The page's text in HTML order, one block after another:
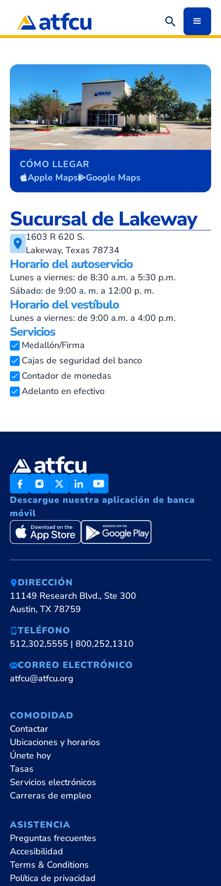
Sucursal de Lakeway
1603 R 620 S.
Lakeway, Texas 78734
Horario del autoservicio
Lunes a viernes: de 8:30 a.m. a 5:30 p.m.
Sábado: de 9:00 a. m. a 12:00 p. m.
Horario del vestíbulo
Lunes a viernes: de 9:00 a.m. a 4:00 p.m.
Servicios
Medallón/Firma
Cajas de seguridad del banco
Contador de monedas
Adelanto en efectivo
CÓMO LLEGAR
Apple Maps
Google Maps
Descargue nuestra aplicación de banca
móvil
DIRECCIÓN
11149 Research Blvd., Ste 300
Austin, TX 78759
TELÉFONO
512,302,5555 | 800,252,1310
CORREO ELECTRÓNICO
atfcu@atfcu.org
COMODIDAD
Contactar
Ubicaciones y horarios
Únete hoy
Tasas
Servicios electrónicos
Carreras de empleo
ASISTENCIA
Preguntas frecuentes
Accesibilidad
Terms & Conditions
Política de privacidad